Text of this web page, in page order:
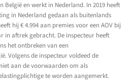
België en werkt in Nederland. In 2019 heeft
in Nederland gedaan als buitenlands
hij € 4.994 aan premies voor een AOV bij
in aftrek gebracht. De inspecteur heeft
het ontbreken van een
Volgens de inspecteur voldeed de
aan de voorwaarden om als
te worden aangemerkt.